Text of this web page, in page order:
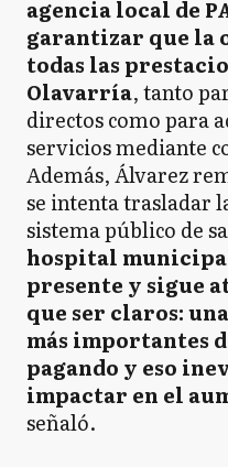
agencia local de
garantizar que la
todas las
Olavarría, tanto
directos como para
servicios mediante
Además, Álvarez
se intenta trasladar
sistema público de
hospital
presente y sigue
que ser claros:
más importantes
pagando y eso
impactar en el
señaló.